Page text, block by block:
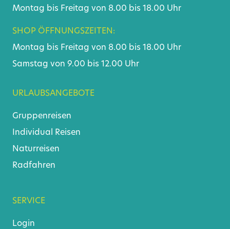
Montag bis Freitag von 8.00 bis 18.00 Uhr
SHOP ÖFFNUNGSZEITEN:
Montag bis Freitag von 8.00 bis 18.00 Uhr
Samstag von 9.00 bis 12.00 Uhr
URLAUBSANGEBOTE
Gruppenreisen
Individual Reisen
Naturreisen
Radfahren
SERVICE
Login